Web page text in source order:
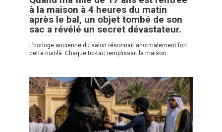
à la maison à 4 heures du matin
après le bal, un objet tombé de son
sac a révélé un secret dévastateur.
L’horloge ancienne du salon résonnait anormalement fort
cette nuit-là. Chaque tic-tac remplissait la maison